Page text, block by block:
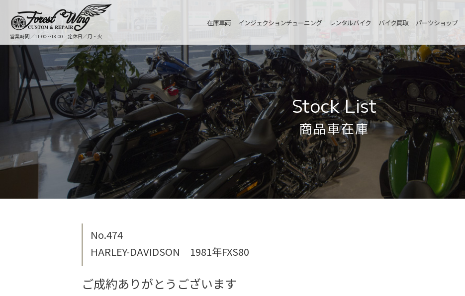
営業時間／11:00〜18:00 定休日／月・火
在庫車両 インジェクションチューニング レンタルバイク バイク買取 パーツショップ
Stock List
商品車在庫
No.474
HARLEY-DAVIDSON 1981年FXS80
ご成約ありがとうございます